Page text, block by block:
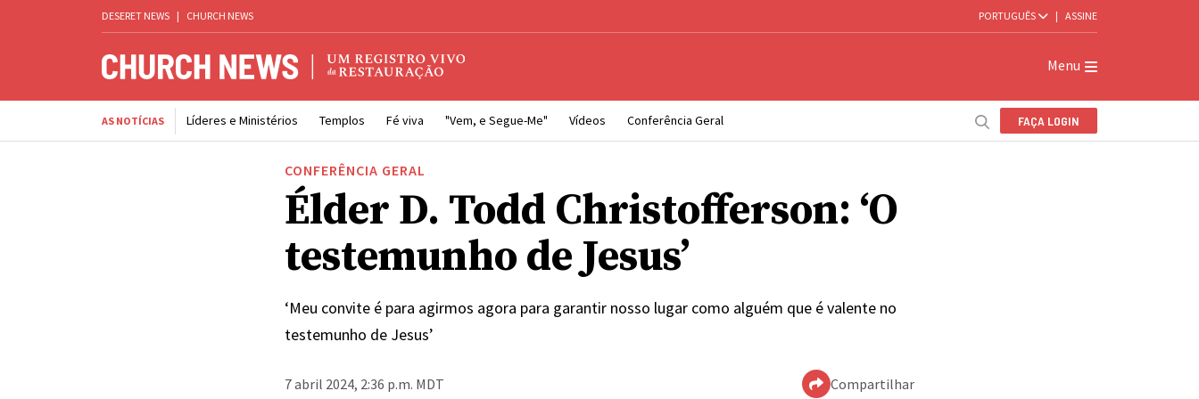
DESERET NEWS | CHURCH NEWS PORTUGUÊS | ASSINE
Menu
AS NOTÍCIAS Líderes e Ministérios Templos Fé viva "Vem, e Segue-Me" Vídeos Conferência Geral FAÇA LOGIN
CONFERÊNCIA GERAL
Élder D. Todd Christofferson: ‘O
testemunho de Jesus’
‘Meu convite é para agirmos agora para garantir nosso lugar como alguém que é valente no
testemunho de Jesus’
7 abril 2024, 2:36 p.m. MDT Compartilhar